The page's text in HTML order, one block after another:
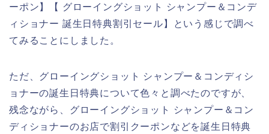
ーポン】【 グローイングショット シャンプー＆コンデ
ィショナー 誕生日特典割引セール】という感じで調べ
てみることにしました。
ただ、グローイングショット シャンプー＆コンディシ
ョナーの誕生日特典について色々と調べたのですが、
残念ながら、グローイングショット シャンプー＆コン
ディショナーのお店で割引クーポンなどを誕生日特典